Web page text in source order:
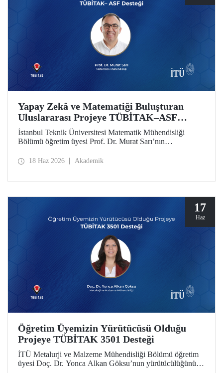
Yapay Zekâ ve Matematiği Buluşturan
Uluslararası Projeye TÜBİTAK–ASF
Desteği
İstanbul Teknik Üniversitesi Matematik Mühendisliği
Bölümü öğretim üyesi Prof. Dr. Murat Sarı’nın
matematiksel yöntemleri birleştiren uluslararası araştırma
18 Haz 2026 Akademik
17
Haz
Öğretim Üyemizin Yürütücüsü Olduğu
Projeye TÜBİTAK 3501 Desteği
İTÜ Metalurji ve Malzeme Mühendisliği Bölümü öğretim
üyesi Doç. Dr. Yonca Alkan Göksu’nun yürütücülüğünü